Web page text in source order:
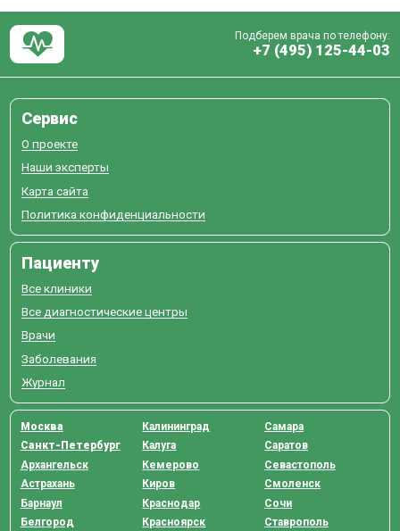
Подберем врача по телефону:
+7 (495) 125-44-03
Сервис
О проекте
Наши эксперты
Карта сайта
Политика конфиденциальности
Пациенту
Все клиники
Все диагностические центры
Врачи
Заболевания
Журнал
Москва
Санкт-Петербург
Архангельск
Астрахань
Барнаул
Белгород
Калининград
Калуга
Кемерово
Киров
Краснодар
Красноярск
Самара
Саратов
Севастополь
Смоленск
Сочи
Ставрополь